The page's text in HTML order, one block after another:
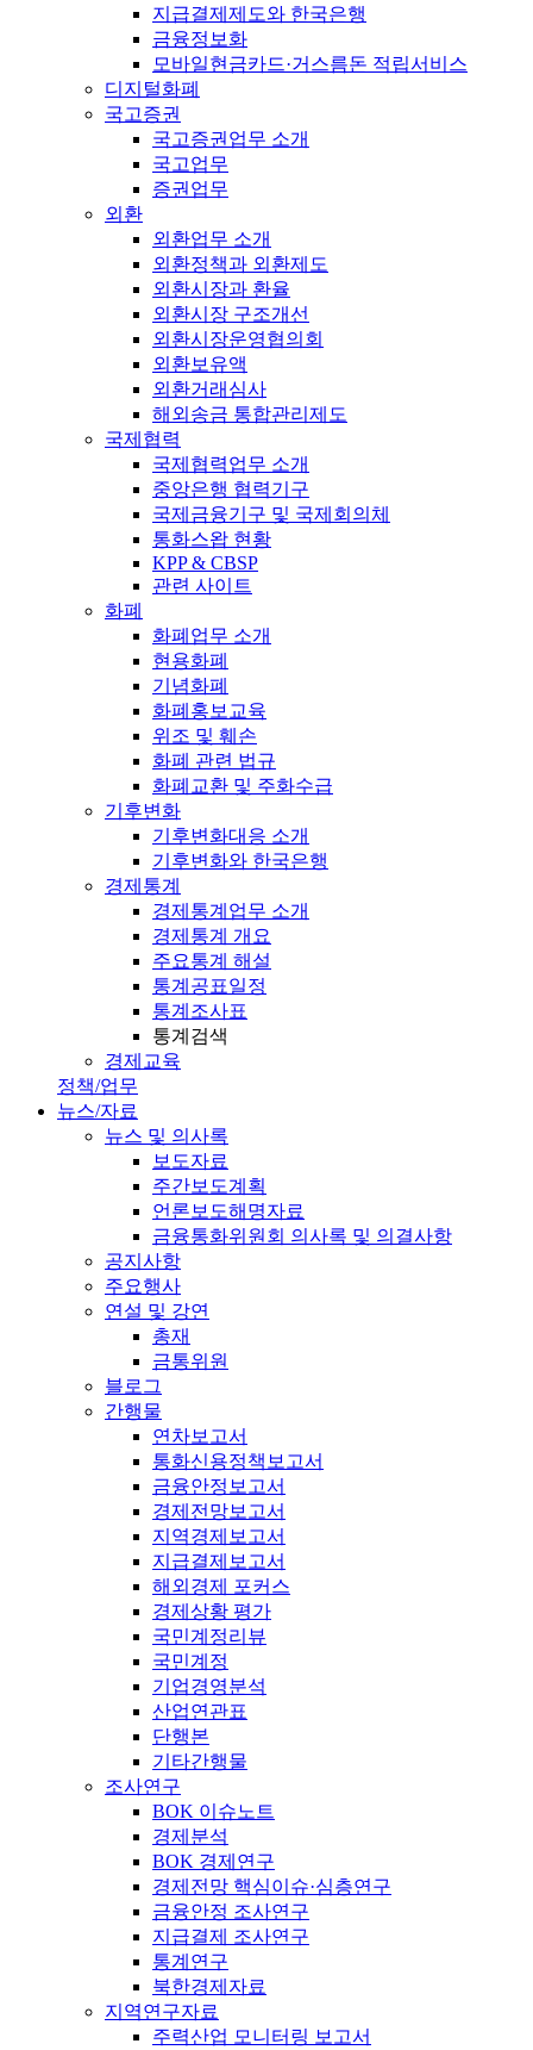
지급결제제도와 한국은행
금융정보화
모바일현금카드·거스름돈 적립서비스
디지털화폐
국고증권
국고증권업무 소개
국고업무
증권업무
외환
외환업무 소개
외환정책과 외환제도
외환시장과 환율
외환시장 구조개선
외환시장운영협의회
외환보유액
외환거래심사
해외송금 통합관리제도
국제협력
국제협력업무 소개
중앙은행 협력기구
국제금융기구 및 국제회의체
통화스왑 현황
KPP & CBSP
관련 사이트
화폐
화폐업무 소개
현용화폐
기념화폐
화폐홍보교육
위조 및 훼손
화폐 관련 법규
화폐교환 및 주화수급
기후변화
기후변화대응 소개
기후변화와 한국은행
경제통계
경제통계업무 소개
경제통계 개요
주요통계 해설
통계공표일정
통계조사표
통계검색
경제교육
정책/업무
뉴스/자료
뉴스 및 의사록
보도자료
주간보도계획
언론보도해명자료
금융통화위원회 의사록 및 의결사항
공지사항
주요행사
연설 및 강연
총재
금통위원
블로그
간행물
연차보고서
통화신용정책보고서
금융안정보고서
경제전망보고서
지역경제보고서
지급결제보고서
해외경제 포커스
경제상황 평가
국민계정리뷰
국민계정
기업경영분석
산업연관표
단행본
기타간행물
조사연구
BOK 이슈노트
경제분석
BOK 경제연구
경제전망 핵심이슈·심층연구
금융안정 조사연구
지급결제 조사연구
통계연구
북한경제자료
지역연구자료
주력산업 모니터링 보고서